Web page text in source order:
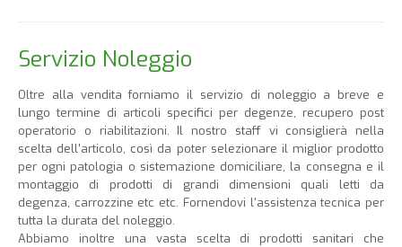
Servizio Noleggio
Oltre alla vendita forniamo il servizio di noleggio a breve e
lungo termine di articoli specifici per degenze, recupero post
operatorio o riabilitazioni. Il nostro staff vi consiglierà nella
scelta dell'articolo, così da poter selezionare il miglior prodotto
per ogni patologia o sistemazione domiciliare, la consegna e il
montaggio di prodotti di grandi dimensioni quali letti da
degenza, carrozzine etc etc. Fornendovi l'assistenza tecnica per
tutta la durata del noleggio.
Abbiamo inoltre una vasta scelta di prodotti sanitari che